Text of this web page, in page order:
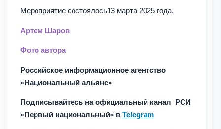
Мероприятие состоялось13 марта 2025 года.
Артем Шаров
Фото автора
Российское информационное агентство
«Национальный альянс»
Подписывайтесь на официальный канал РСИ
«Первый национальный» в Telegram